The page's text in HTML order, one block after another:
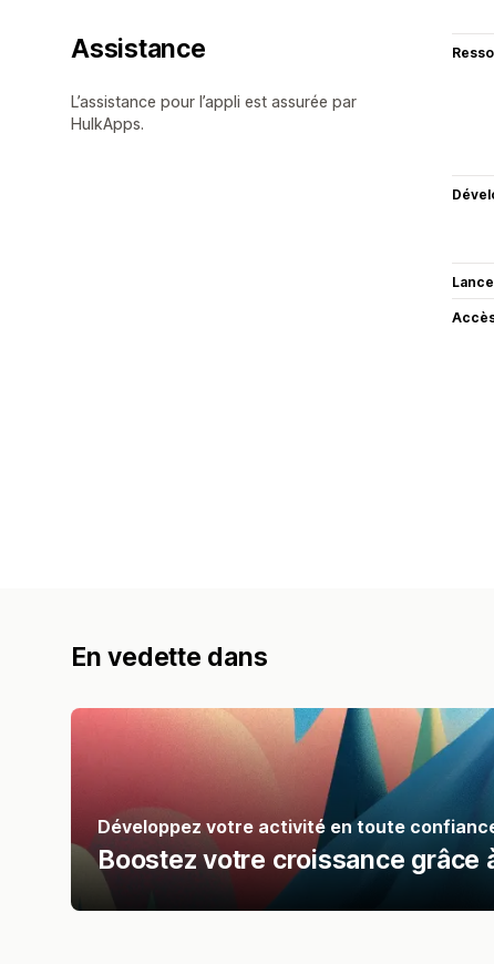
Assistance
L’assistance pour l’appli est assurée par
HulkApps.
En vedette dans
Développez votre activité en toute
Boostez votre croissance grâce